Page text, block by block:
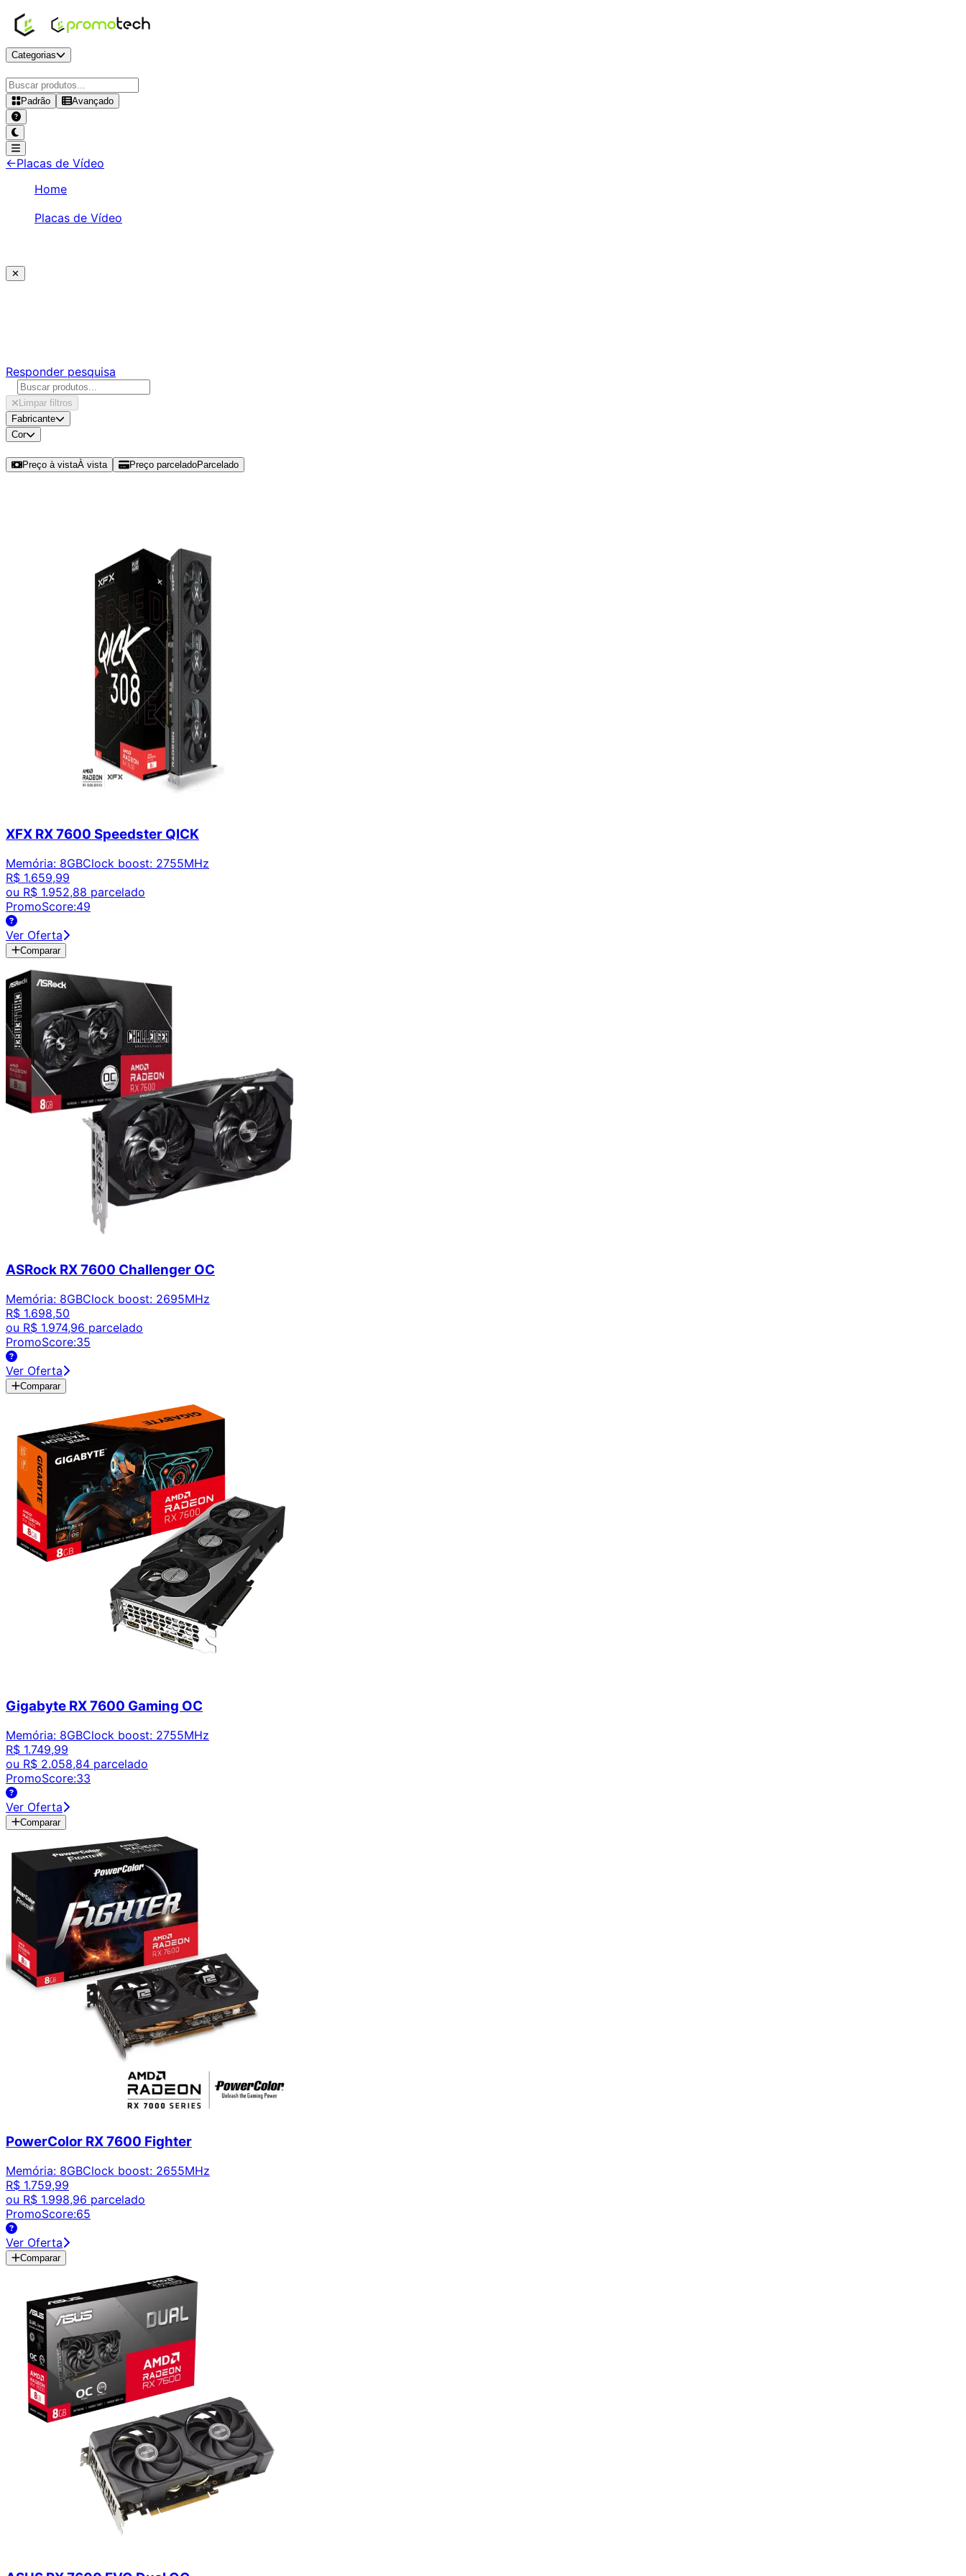
Categorias
Padrão Avançado
RX 7600-
←Placas de Vídeo
Home
Placas de Vídeo
✕
Responder pesquisa
Limpar filtros
Fabricante
Cor
Preço à vistaÀ vista Preço parceladoParcelado
XFX RX 7600 Speedster QICK
Memória: 8GBClock boost: 2755MHz
R$ 1.659,99
ou R$ 1.952,88 parcelado
PromoScore:49
Ver Oferta
Comparar
ASRock RX 7600 Challenger OC
Memória: 8GBClock boost: 2695MHz
R$ 1.698,50
ou R$ 1.974,96 parcelado
PromoScore:35
Ver Oferta
Comparar
Gigabyte RX 7600 Gaming OC
Memória: 8GBClock boost: 2755MHz
R$ 1.749,99
ou R$ 2.058,84 parcelado
PromoScore:33
Ver Oferta
Comparar
PowerColor RX 7600 Fighter
Memória: 8GBClock boost: 2655MHz
R$ 1.759,99
ou R$ 1.998,96 parcelado
PromoScore:65
Ver Oferta
Comparar